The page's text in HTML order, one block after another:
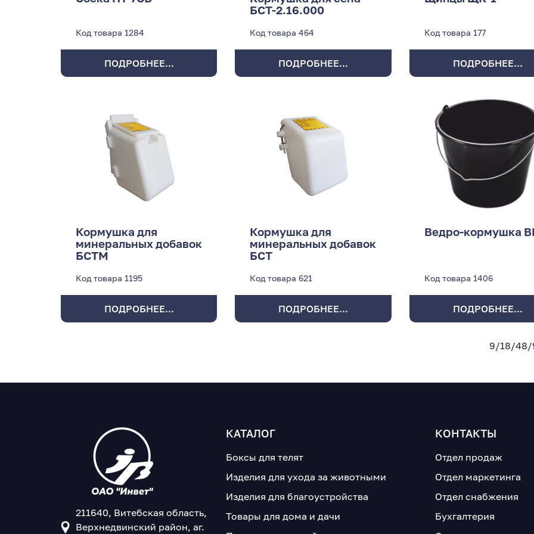
Код товара 1284
ПОДРОБНЕЕ...
БСТ-2.16.000
Код товара 464
ПОДРОБНЕЕ...
Код товара 177
ПОДРОБНЕЕ...
Кормушка для
минеральных добавок
БСТМ
Код товара 1195
ПОДРОБНЕЕ...
Кормушка для
минеральных добавок
БСТ
Код товара 621
ПОДРОБНЕЕ...
Ведро-кормушка
Код товара 1406
ПОДРОБНЕЕ...
9/18/48/
211640, Витебская область,
Верхнедвинский район, аг.
КАТАЛОГ
Боксы для телят
Изделия для ухода за животными
Изделия для благоустройства
Товары для дома и дачи
КОНТАКТЫ
Отдел продаж
Отдел маркетинга
Отдел снабжения
Бухгалтерия